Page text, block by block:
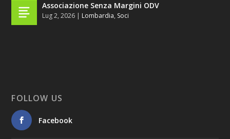
Associazione Senza Margini ODV
Lug 2, 2026 | Lombardia, Soci
FOLLOW US
Facebook